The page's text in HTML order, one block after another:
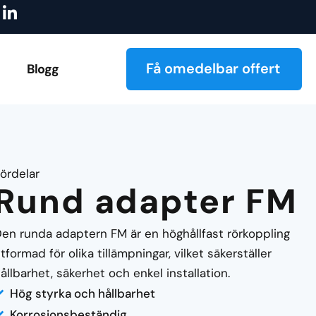
Utforska vår katalog!
I
k
o
n
Blogg Få omedelbar offert
adapter FM
runda adaptern FM är en höghållfast rörkoppling
för olika tillämpningar, vilket säkerställer
säkerhet och enkel installation.
Hög styrka och hållbarhet